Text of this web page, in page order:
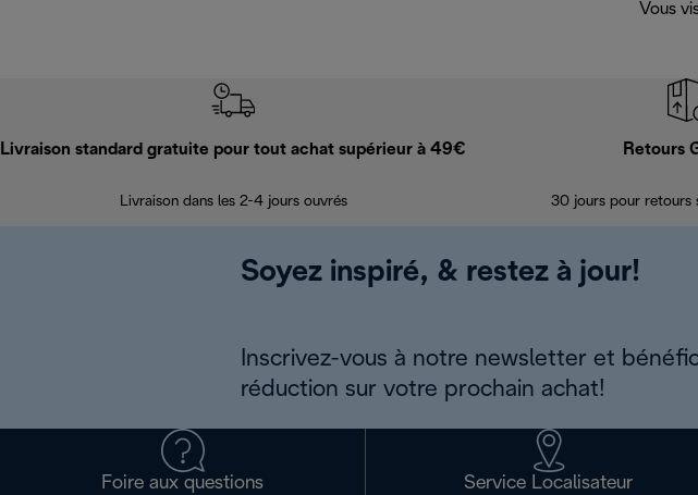
Vous
Livraison standard gratuite pour tout achat supérieur à 49€
Livraison dans les 2-4 jours ouvrés
Retours
30 jours pour retours
Soyez inspiré, & restez à jour!
Inscrivez-vous à notre newsletter et
réduction sur votre prochain achat!
Foire aux questions Service Localisateur